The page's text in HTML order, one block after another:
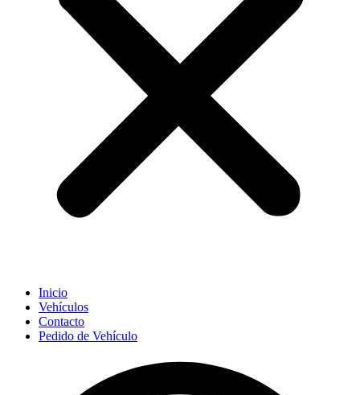
Inicio
Vehículos
Contacto
Pedido de Vehículo